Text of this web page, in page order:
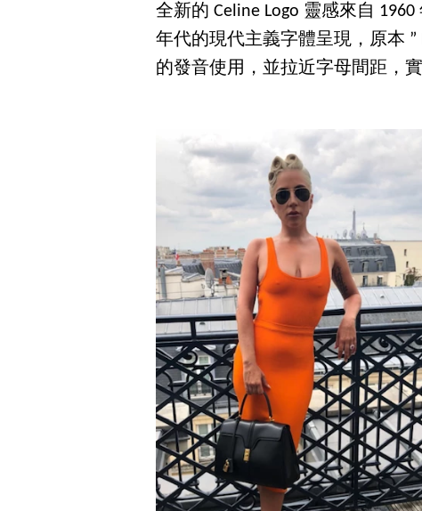
全新的 Celine Logo 靈感來自
年代的現代主義字體呈現，原本
的發音使用，並拉近字母間距，